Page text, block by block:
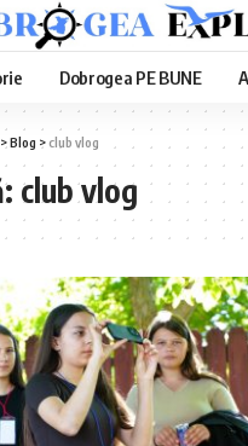
Dobrogea PE BUNE
>Blog > club vlog
club vlog